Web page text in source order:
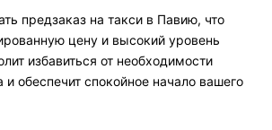
предзаказ на такси в Павию, что
цену и высокий уровень
избавиться от необходимости
и обеспечит спокойное начало вашего